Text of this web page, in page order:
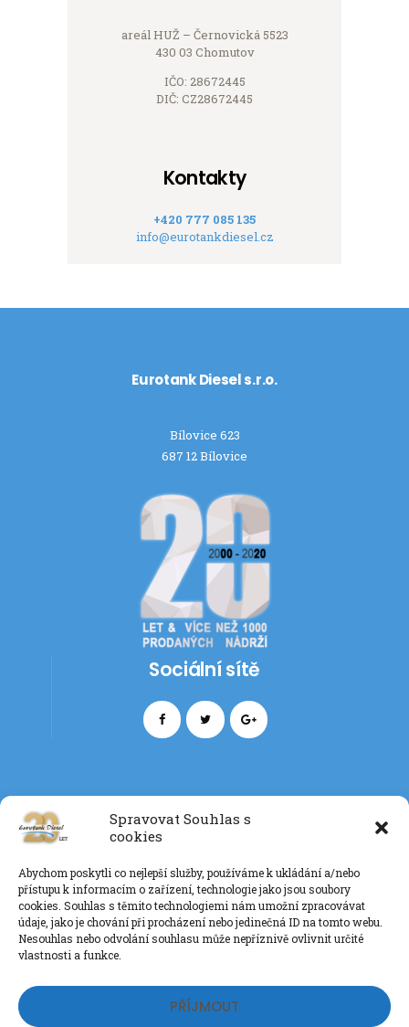
Spravovat Souhlas s
cookies
Abychom poskytli co nejlepší služby, používáme k ukládání a/nebo
přístupu k informacím o zařízení, technologie jako jsou soubory
cookies. Souhlas s těmito technologiemi nám umožní zpracovávat
údaje, jako je chování při procházení nebo jedinečná ID na tomto webu.
Nesouhlas nebo odvolání souhlasu může nepříznivě ovlivnit určité
vlastnosti a funkce.
PŘÍJMOUT
areál HUŽ – Černovická 5523
430 03 Chomutov
IČO: 28672445
DIČ: CZ28672445
Kontakty
+420 777 085 135
info@eurotankdiesel.cz
Eurotank Diesel s.r.o.
Bílovice 623
687 12 Bílovice
Sociální sítě
+420 777 085 135
info@eurotankdiesel.cz